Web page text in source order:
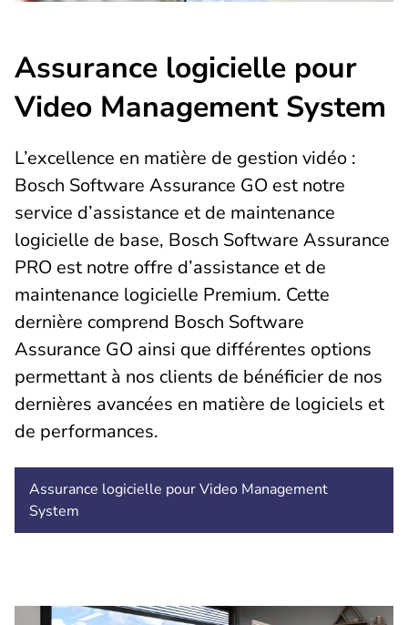
Assurance logicielle pour
Video Management System
L’excellence en matière de gestion vidéo :
Bosch Software Assurance GO est notre
service d’assistance et de maintenance
logicielle de base, Bosch Software Assurance
PRO est notre offre d’assistance et de
maintenance logicielle Premium. Cette
dernière comprend Bosch Software
Assurance GO ainsi que différentes options
permettant à nos clients de bénéficier de nos
dernières avancées en matière de logiciels et
de performances.
Assurance logicielle pour Video Management
System